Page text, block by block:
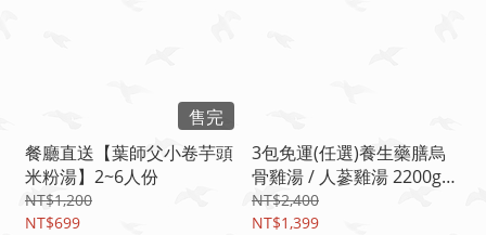
售完
餐廳直送【葉師父小卷芋頭
米粉湯】2~6人份
NT$1,200
NT$699
3包免運(任選)養生藥膳烏
骨雞湯 / 人蔘雞湯 2200g
(解凍加熱即食)
NT$2,400
NT$1,399